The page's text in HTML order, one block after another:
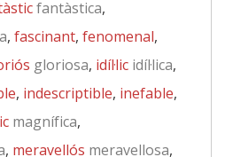
fantàstica,
, fascinant, fenomenal,
gloriosa, idíl·lic idíl·lica,
, indescriptible, inefable,
magnífica,
, meravellós meravellosa,